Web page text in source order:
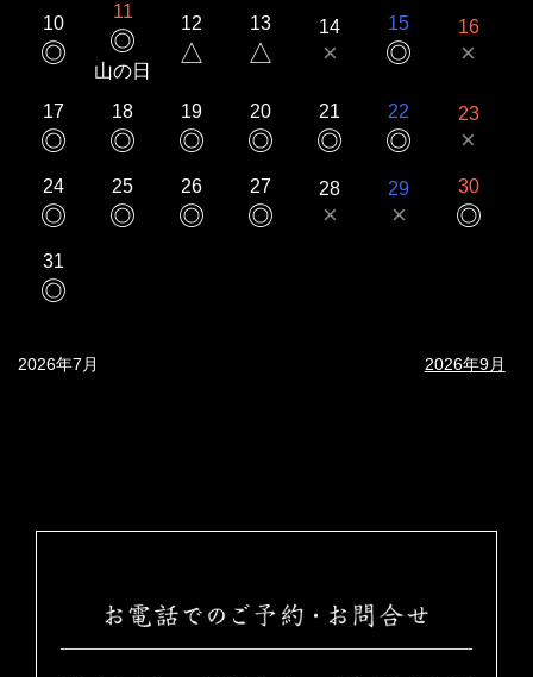
10
◎
11
◎
山の日
12
△
13
△
14
×
15
◎
16
×
17
◎
18
◎
19
◎
20
◎
21
◎
22
◎
23
×
24
◎
25
◎
26
◎
27
◎
28
×
29
×
30
◎
31
◎
2026年7月 2026年9月